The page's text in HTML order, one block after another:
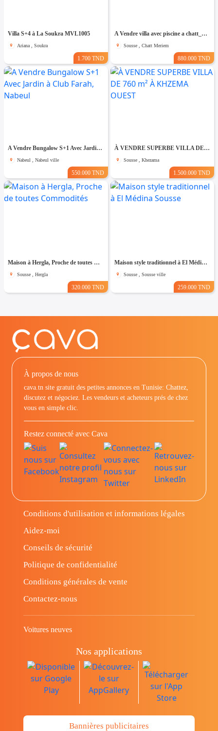
Villa S+4 à La Soukra MVL1005
Ariana , Soukra
1.700 TND
A Vendre villa avec piscine a chatt_mariem pré résidence Costa
Sousse , Chatt Meriem
880.000 TND
A Vendre Bungalow S+1 Avec Jardin à Club Farah, Nabeul
Nabeul , Nabeul ville
550.000 TND
À VENDRE SUPERBE VILLA DE 760 m² À KHZEMA OUEST
Sousse , Khezama
1.500.000 TND
Maison à Hergla, Proche de toutes Commodités
Sousse , Hergla
320.000 TND
Maison style traditionnel à El Médina Sousse
Sousse , Sousse ville
259.000 TND
À propos de nous
cava.tn site gratuit des petites annonces en Tunisie: Chattez,
discutez et négociez. Les vendeurs et acheteurs prés de chez
vous en simple clic.
Restez connecté avec Cava
Conditions d'utilisation et informations légales
Aidez-moi
Conseils de sécurité
Politique de confidentialité
Conditions générales de vente
Contactez-nous
Voitures neuves
Nos applications
Bannières publicitaires